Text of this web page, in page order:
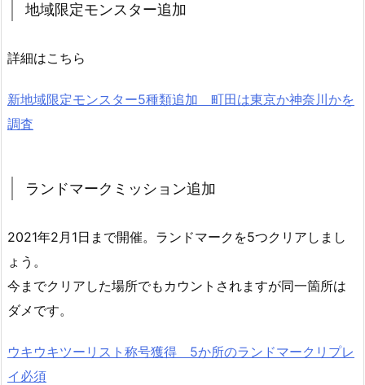
地域限定モンスター追加
詳細はこちら
新地域限定モンスター5種類追加 町田は東京か神奈川かを
調査
ランドマークミッション追加
2021年2月1日まで開催。ランドマークを5つクリアしまし
ょう。
今までクリアした場所でもカウントされますが同一箇所は
ダメです。
ウキウキツーリスト称号獲得 5か所のランドマークリプレ
イ必須